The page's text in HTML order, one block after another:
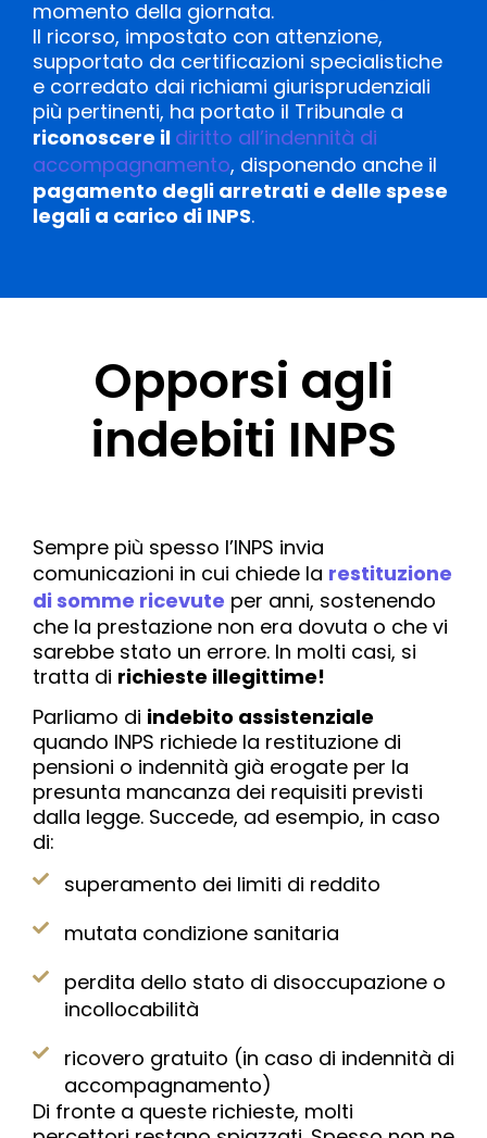
momento della giornata.
Il ricorso, impostato con attenzione,
supportato da certificazioni specialistiche
e corredato dai richiami giurisprudenziali
più pertinenti, ha portato il Tribunale a
riconoscere il diritto all’indennità di
accompagnamento, disponendo anche il
pagamento degli arretrati e delle spese
legali a carico di INPS.
Opporsi agli
indebiti INPS​
Sempre più spesso l’INPS invia
comunicazioni in cui chiede la restituzione
di somme ricevute per anni, sostenendo
che la prestazione non era dovuta o che vi
sarebbe stato un errore. In molti casi, si
tratta di richieste illegittime!
Parliamo di indebito assistenziale
quando INPS richiede la restituzione di
pensioni o indennità già erogate per la
presunta mancanza dei requisiti previsti
dalla legge. Succede, ad esempio, in caso
di:
superamento dei limiti di reddito
mutata condizione sanitaria
perdita dello stato di disoccupazione o
incollocabilità
ricovero gratuito (in caso di indennità di
accompagnamento)
Di fronte a queste richieste, molti